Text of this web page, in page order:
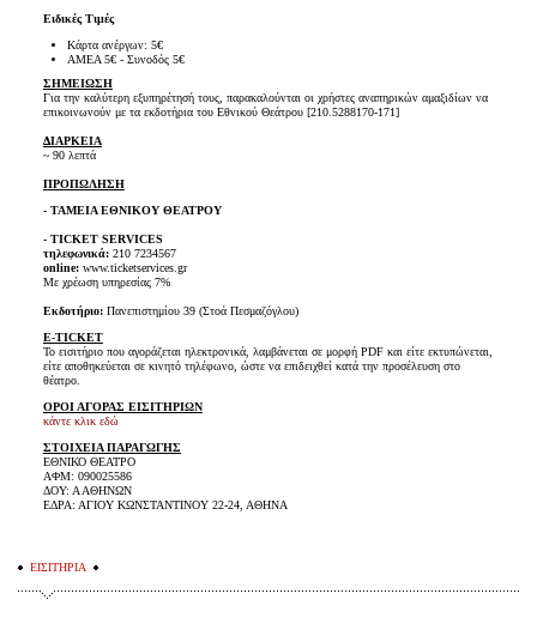
Ειδικές Τιμές
Κάρτα ανέργων: 5€
ΑΜΕΑ 5€ - Συνοδός 5€
ΣΗΜΕΙΩΣΗ
Για την καλύτερη εξυπηρέτησή τους, παρακαλούνται οι χρήστες αναπηρικών αμαξιδίων να
επικοινωνούν με τα εκδοτήρια του Εθνικού Θεάτρου [210.5288170-171]
ΔΙΑΡΚΕΙΑ
~ 90 λεπτά
ΠΡΟΠΩΛΗΣΗ
- ΤΑΜΕΙΑ ΕΘΝΙΚΟΥ ΘΕΑΤΡΟΥ
- TICKET SERVICES
τηλεφωνικά:210 7234567
online:www.ticketservices.gr
Με χρέωση υπηρεσίας 7%
Εκδοτήριο:Πανεπιστημίου 39 (Στοά Πεσμαζόγλου)
E-TICKET
Το εισιτήριο που αγοράζεται ηλεκτρονικά, λαμβάνεται σε μορφή PDF και είτε εκτυπώνεται,
είτε αποθηκεύεται σε κινητό τηλέφωνο, ώστε να επιδειχθεί κατά την προσέλευση στο
θέατρο.
ΟΡΟΙ ΑΓΟΡΑΣ ΕΙΣΙΤΗΡΙΩΝ
κάντε κλικ εδώ
ΣΤΟΙΧΕΙΑ ΠΑΡΑΓΩΓΗΣ
ΕΘΝΙΚΟ ΘΕΑΤΡΟ
ΑΦΜ: 090025586
ΔΟΥ: Α ΑΘΗΝΩΝ
ΕΔΡΑ: ΑΓΙΟΥ ΚΩΝΣΤΑΝΤΙΝΟΥ 22-24, ΑΘΗΝΑ
ΕΙΣΙΤΗΡΙΑ